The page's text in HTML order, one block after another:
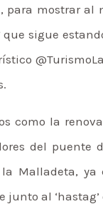
para mostrar
que sigue
como la
del puente
Malladeta, ya
junto al